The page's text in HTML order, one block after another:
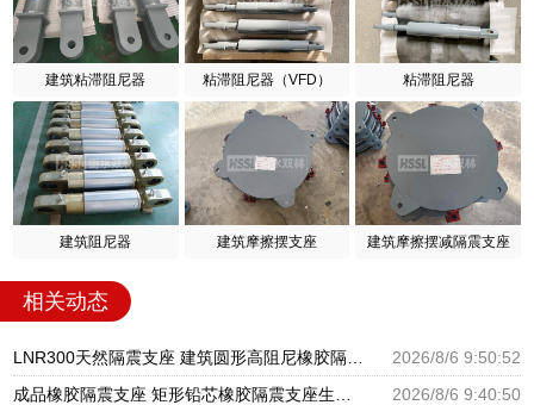
建筑粘滞阻尼器 粘滞阻尼器（VFD） 粘滞阻尼器
建筑阻尼器 建筑摩擦摆支座 建筑摩擦摆减隔震支座
相关动态
2026/8/6 9:50:52
2026/8/6 9:40:50